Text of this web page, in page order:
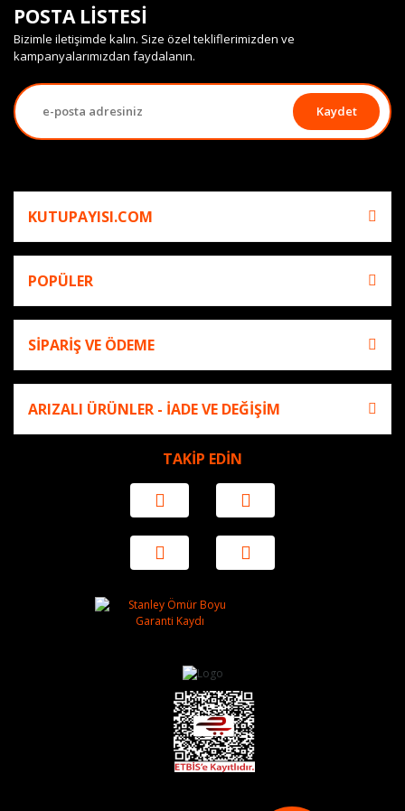
POSTA LİSTESİ
Bizimle iletişimde kalın. Size özel tekliflerimizden ve
kampanyalarımızdan faydalanın.
Kaydet
KUTUPAYISI.COM
POPÜLER
SİPARİŞ VE ÖDEME
ARIZALI ÜRÜNLER - İADE VE DEĞİŞİM
TAKİP EDİN